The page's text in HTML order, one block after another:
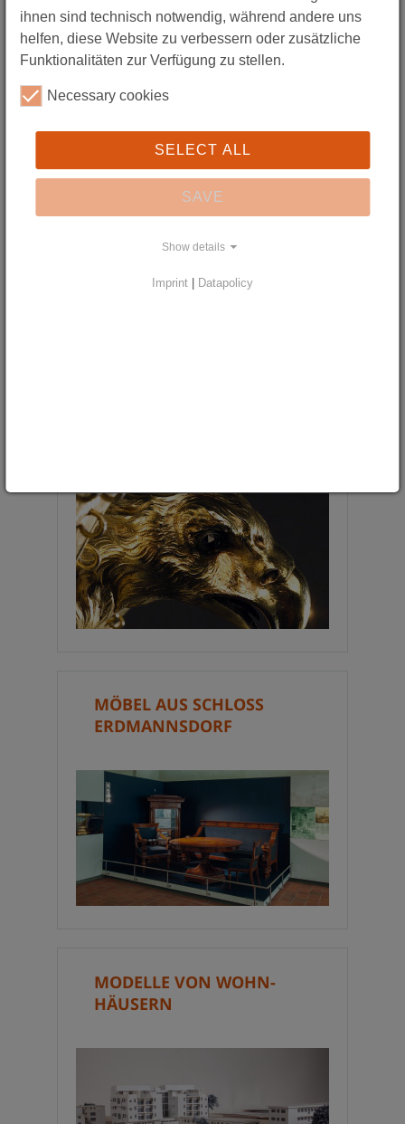
EISENBAHN-BRÜCKE
MÖBEL AUS SCHLOSS
ERDMANNSDORF
MODELLE VON WOHN-
HÄUSERN
ihnen sind technisch notwendig, während andere uns
helfen, diese Website zu verbessern oder zusätzliche
Funktionalitäten zur Verfügung zu stellen.
Necessary cookies
SELECT ALL
SAVE
Show details
Imprint Datapolicy